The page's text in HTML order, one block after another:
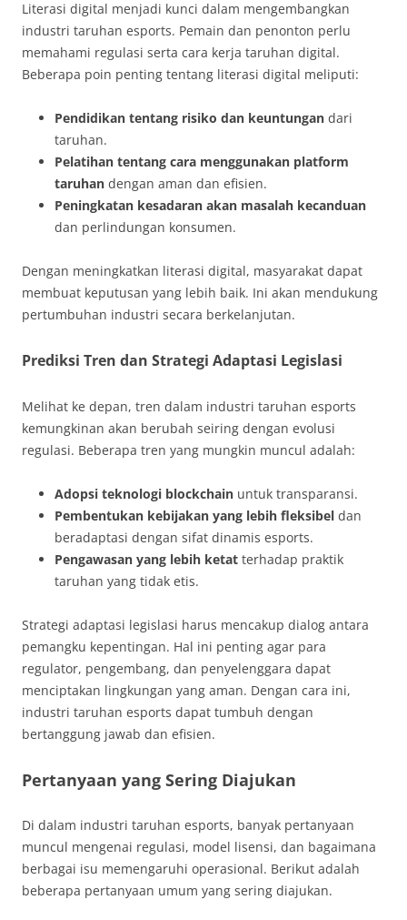
Literasi digital menjadi kunci dalam mengembangkan
industri taruhan esports. Pemain dan penonton perlu
memahami regulasi serta cara kerja taruhan digital.
Beberapa poin penting tentang literasi digital meliputi:
Pendidikan tentang risiko dan keuntungan dari
taruhan.
Pelatihan tentang cara menggunakan platform
taruhan dengan aman dan efisien.
Peningkatan kesadaran akan masalah kecanduan
dan perlindungan konsumen.
Dengan meningkatkan literasi digital, masyarakat dapat
membuat keputusan yang lebih baik. Ini akan mendukung
pertumbuhan industri secara berkelanjutan.
Prediksi Tren dan Strategi Adaptasi Legislasi
Melihat ke depan, tren dalam industri taruhan esports
kemungkinan akan berubah seiring dengan evolusi
regulasi. Beberapa tren yang mungkin muncul adalah:
Adopsi teknologi blockchain untuk transparansi.
Pembentukan kebijakan yang lebih fleksibel dan
beradaptasi dengan sifat dinamis esports.
Pengawasan yang lebih ketat terhadap praktik
taruhan yang tidak etis.
Strategi adaptasi legislasi harus mencakup dialog antara
pemangku kepentingan. Hal ini penting agar para
regulator, pengembang, dan penyelenggara dapat
menciptakan lingkungan yang aman. Dengan cara ini,
industri taruhan esports dapat tumbuh dengan
bertanggung jawab dan efisien.
Pertanyaan yang Sering Diajukan
Di dalam industri taruhan esports, banyak pertanyaan
muncul mengenai regulasi, model lisensi, dan bagaimana
berbagai isu memengaruhi operasional. Berikut adalah
beberapa pertanyaan umum yang sering diajukan.